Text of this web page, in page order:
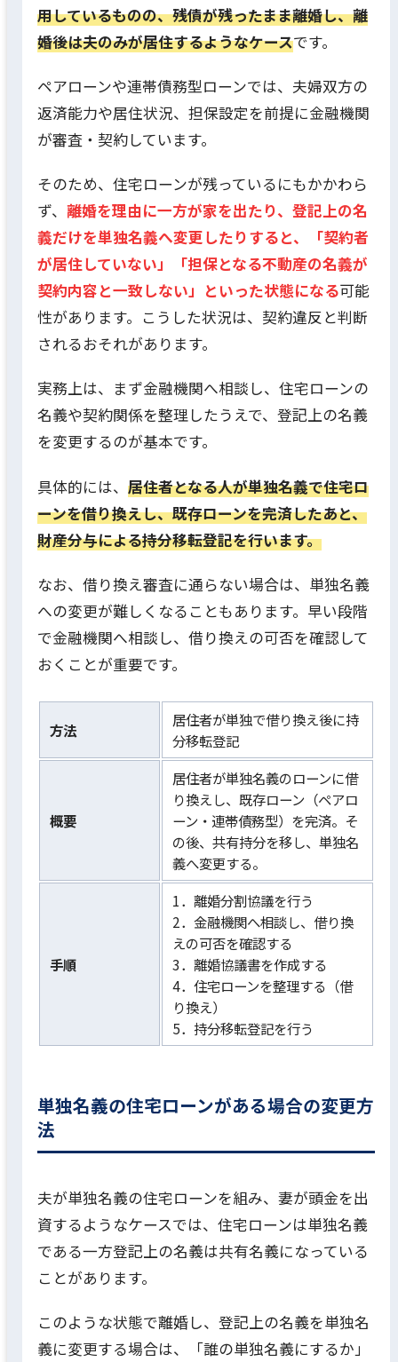
用しているものの、残債が残ったまま離婚し、離
婚後は夫のみが居住するようなケースです。
ペアローンや連帯債務型ローンでは、夫婦双方の
返済能力や居住状況、担保設定を前提に金融機関
が審査・契約しています。
そのため、住宅ローンが残っているにもかかわら
ず、 離婚を理由に一方が家を出たり、登記上の名
義だけを単独名義へ変更したりすると、「契約者
が居住していない」「担保となる不動産の名義が
契約内容と一致しない」といった状態になる可能
性があります。こうした状況は、契約違反と判断
されるおそれがあります。
実務上は、まず金融機関へ相談し、住宅ローンの
名義や契約関係を整理したうえで、登記上の名義
を変更するのが基本です。
具体的には、 居住者となる人が単独名義で住宅ロ
ーンを借り換えし、既存ローンを完済したあと、
財産分与による持分移転登記を行います。
なお、借り換え審査に通らない場合は、単独名義
への変更が難しくなることもあります。早い段階
で金融機関へ相談し、借り換えの可否を確認して
おくことが重要です。
方法
居住者が単独で借り換え後に持
分移転登記
概要
居住者が単独名義のローンに借
り換えし、既存ローン（ペアロ
ーン・連帯債務型）を完済。そ
の後、共有持分を移し、単独名
義へ変更する。
手順
1．離婚分割協議を行う
2．金融機関へ相談し、借り換
えの可否を確認する
3．離婚協議書を作成する
4．住宅ローンを整理する（借
り換え）
5．持分移転登記を行う
単独名義の住宅ローンがある場合の変更方
法
夫が単独名義の住宅ローンを組み、妻が頭金を出
資するようなケースでは、住宅ローンは単独名義
である一方登記上の名義は共有名義になっている
ことがあります。
このような状態で離婚し、登記上の名義を単独名
義に変更する場合は、「誰の単独名義にするか」